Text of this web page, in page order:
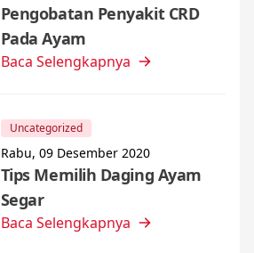
Pengobatan Penyakit CRD
Pada Ayam
Baca Selengkapnya
Uncategorized
Rabu, 09 Desember 2020
Tips Memilih Daging Ayam
Segar
Baca Selengkapnya